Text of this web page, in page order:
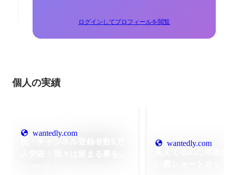
ログインしてプロフィールを閲覧
個人の実績
wantedly.com
wantedly.com